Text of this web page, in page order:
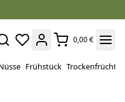
0,00 €
Frühstück Trockenfrüchte